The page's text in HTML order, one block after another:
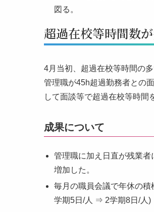
図る。
超過在校等時間数
4月当初、超過在校等時間の
管理職が45h超過勤務者との
して面談等で超過在校等時間
成果について
管理職に加え日直が残業
増加した。
毎月の職員会議で年休の
学期5日/人 ⇒ 2学期8日/人)